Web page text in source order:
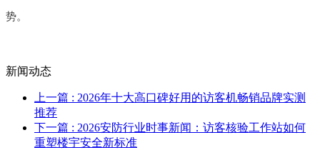
势。
新闻动态
上一篇 : 2026年十大高口碑好用的访客机畅销品牌实测
推荐
下一篇 : 2026安防行业时事新闻：访客核验工作站如何
重塑楼宇安全新标准